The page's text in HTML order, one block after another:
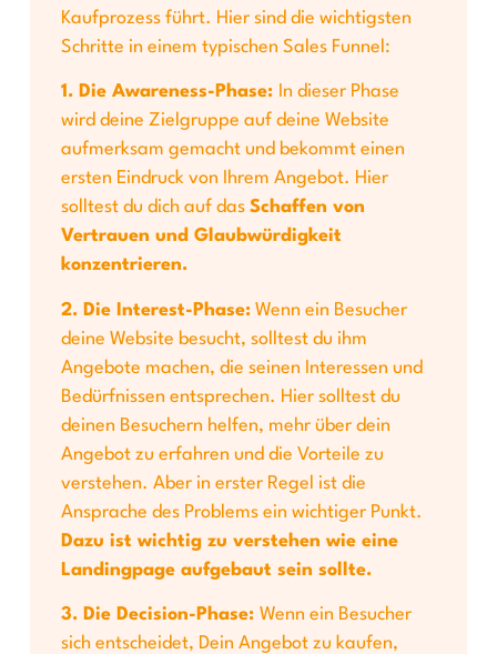
Kaufprozess führt. Hier sind die wichtigsten
Schritte in einem typischen Sales Funnel:
1. Die Awareness-Phase:
In dieser Phase
wird deine Zielgruppe auf deine Website
aufmerksam gemacht und bekommt einen
ersten Eindruck von Ihrem Angebot. Hier
solltest du dich auf das Schaffen von
Vertrauen und Glaubwürdigkeit
konzentrieren.
2. Die Interest-Phase:Wenn ein Besucher
deine Website besucht, solltest du ihm
Angebote machen, die seinen Interessen und
Bedürfnissen entsprechen. Hier solltest du
deinen Besuchern helfen, mehr über dein
Angebot zu erfahren und die Vorteile zu
verstehen. Aber in erster Regel ist die
Ansprache des Problems ein wichtiger Punkt.
Dazu ist wichtig zu verstehen wie eine
Landingpageaufgebaut sein sollte.
3. Die Decision-Phase: Wenn ein Besucher
sich entscheidet, Dein Angebot zu kaufen,